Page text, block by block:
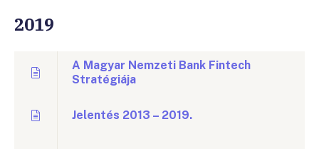
2019
A Magyar Nemzeti Bank Fintech
Stratégiája
Jelentés 2013 – 2019.